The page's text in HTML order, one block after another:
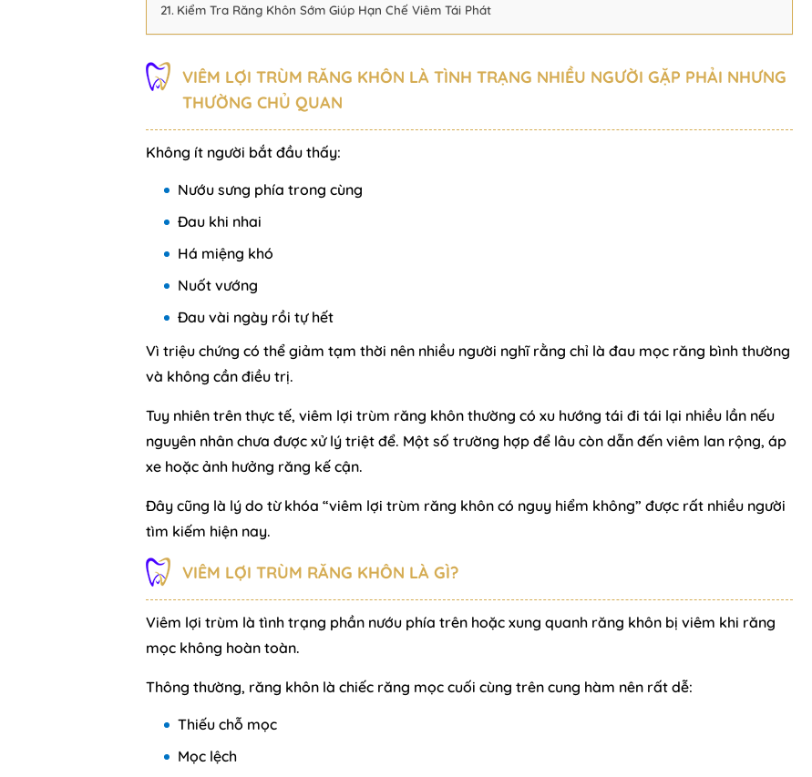
Kiểm Tra Răng Khôn Sớm Giúp Hạn Chế Viêm Tái Phát
VIÊM LỢI TRÙM RĂNG KHÔN LÀ TÌNH TRẠNG NHIỀU NGƯỜI GẶP PHẢI NHƯNG
THƯỜNG CHỦ QUAN
Không ít người bắt đầu thấy:
Nướu sưng phía trong cùng
Đau khi nhai
Há miệng khó
Nuốt vướng
Đau vài ngày rồi tự hết
Vì triệu chứng có thể giảm tạm thời nên nhiều người nghĩ rằng chỉ là đau mọc răng bình thường
và không cần điều trị.
Tuy nhiên trên thực tế, viêm lợi trùm răng khôn thường có xu hướng tái đi tái lại nhiều lần nếu
nguyên nhân chưa được xử lý triệt để. Một số trường hợp để lâu còn dẫn đến viêm lan rộng, áp
xe hoặc ảnh hưởng răng kế cận.
Đây cũng là lý do từ khóa “viêm lợi trùm răng khôn có nguy hiểm không” được rất nhiều người
tìm kiếm hiện nay.
VIÊM LỢI TRÙM RĂNG KHÔN LÀ GÌ?
Viêm lợi trùm là tình trạng phần nướu phía trên hoặc xung quanh răng khôn bị viêm khi răng
mọc không hoàn toàn.
Thông thường, răng khôn là chiếc răng mọc cuối cùng trên cung hàm nên rất dễ:
Thiếu chỗ mọc
Mọc lệch